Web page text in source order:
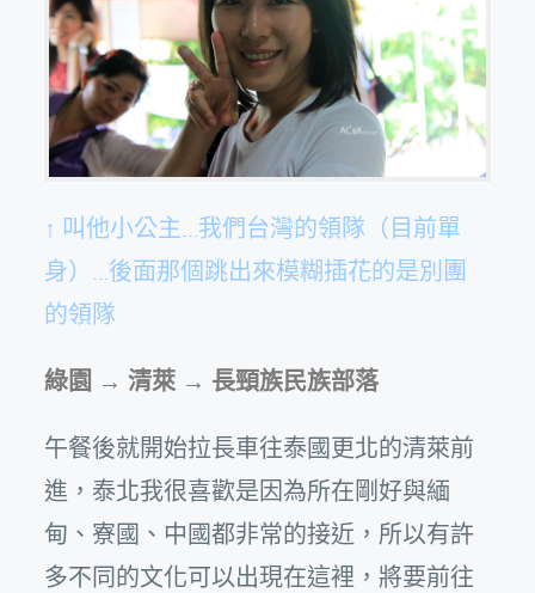
↑ 叫他小公主…我們台灣的領隊（目前單
身）…後面那個跳出來模糊插花的是別團
的領隊
綠園 → 清萊 → 長頸族民族部落
午餐後就開始拉長車往泰國更北的清萊前
進，泰北我很喜歡是因為所在剛好與緬
甸、寮國、中國都非常的接近，所以有許
多不同的文化可以出現在這裡，將要前往